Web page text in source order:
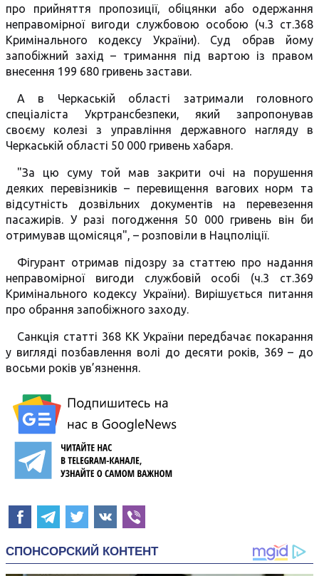
про прийняття пропозиції, обіцянки або одержання
неправомірної вигоди службовою особою (ч.3 ст.368
Кримінального кодексу України). Суд обрав йому
запобіжний захід – тримання під вартою із правом
внесення 199 680 гривень застави.
А в Черкаській області затримали головного
спеціаліста Укртрансбезпеки, який запропонував
своєму колезі з управління державного нагляду в
Черкаській області 50 000 гривень хабаря.
"За цю суму той мав закрити очі на порушення
деяких перевізників – перевищення вагових норм та
відсутність дозвільних документів на перевезення
пасажирів. У разі погодження 50 000 гривень він би
отримував щомісяця", – розповіли в Нацполіції.
Фігурант отримав підозру за статтею про надання
неправомірної вигоди службовій особі (ч.3 ст.369
Кримінального кодексу України). Вирішується питання
про обрання запобіжного заходу.
Санкція статті 368 КК України передбачає покарання
у вигляді позбавлення волі до десяти років, 369 – до
восьми років ув’язнення.